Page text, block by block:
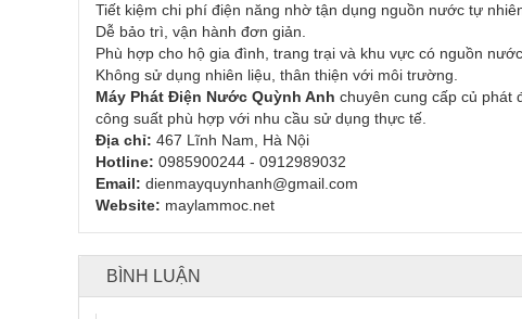
Tiết kiệm chi phí điện năng nhờ tận dụng nguồn nước tự
Dễ bảo trì, vận hành đơn giản.
Phù hợp cho hộ gia đình, trang trại và khu vực có nguồn nước
Không sử dụng nhiên liệu, thân thiện với môi trường.
Máy Phát Điện Nước Quỳnh Anh chuyên cung cấp củ phát
công suất phù hợp với nhu cầu sử dụng thực tế.
Địa chỉ: 467 Lĩnh Nam, Hà Nội
Hotline: 0985900244 - 0912989032
Email: dienmayquynhanh@gmail.com
Website: maylammoc.net
BÌNH LUẬN